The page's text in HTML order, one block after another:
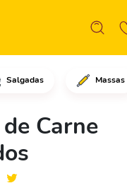
Salgadas Massas
Carne
grande,